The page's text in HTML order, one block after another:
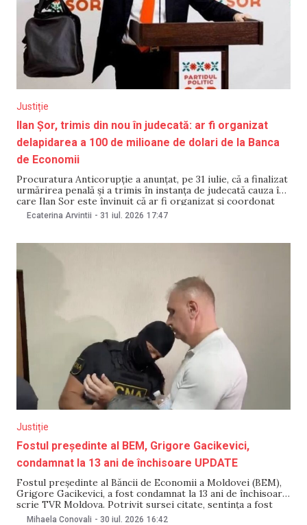
Justiție
Ilan Șor, trimis din nou în judecată: ar fi organizat
delapidarea a 100 de milioane de dolari de la Banca
de Economii
Procuratura Anticorupție a anunțat, pe 31 iulie, că a finalizat
urmărirea penală și a trimis în instanța de judecată cauza în
care Ilan Șor este învinuit că ar fi organizat și coordonat
delapidarea a 100 de milioane de dolari din activele Băncii
Ecaterina Arvintii - 31 iul. 2026 17:47
Justiție
Fostul președinte al BEM, Grigore Gacikevici,
condamnat la 13 ani de închisoare UPDATE
Fostul președinte al Băncii de Economii a Moldovei (BEM),
Grigore Gacikevici, a fost condamnat la 13 ani de închisoare,
scrie TVR Moldova. Potrivit sursei citate, sentința a fost
pronunțată în dosarul privind acordarea unor credite
Mihaela Conovali - 30 iul. 2026 16:42